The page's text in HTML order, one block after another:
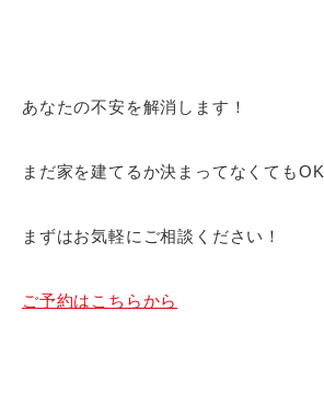
あなたの不安を解消します！
まだ家を建てるか決まってなくてもOK
まずはお気軽にご相談ください！
ご予約はこちらから